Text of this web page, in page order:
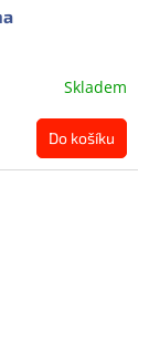
Skladem
Do košíku